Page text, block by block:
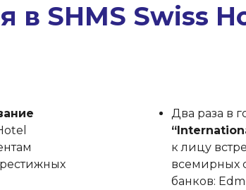
в SHMS Swiss
Два раза в
к лицу
всемирных
банков: